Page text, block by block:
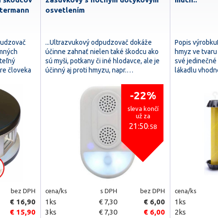
človeka
bez DPH
€ 16,90
€ 15,90
osvetlením
...Ultrazvukový odpudzovač dokáže
účinne zahnať nielen také škodcu ako
sú myši, potkany či iné hlodavce, ale je
účinný aj proti hmyzu, napr.…
-22%
sleva končí
už za
21:50:57
cena/ks s DPH bez DPH
1ks € 7,30
€ 6,00
3ks
€ 7,30
€ 6,00
Popis
hmyz ve
své
lákadlu
cena/ks
1ks
2ks